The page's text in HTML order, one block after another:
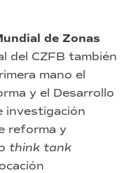
de Zonas
del CZFB también
mano el
y el Desarrollo
investigación
reforma y
think tank